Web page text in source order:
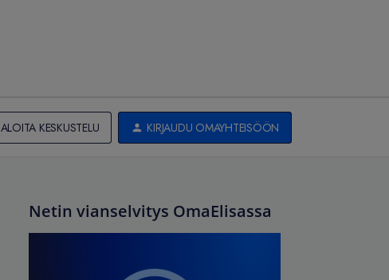
ALOITA KESKUSTELU KIRJAUDU OMAYHTEISÖÖN
Netin vianselvitys OmaElisassa